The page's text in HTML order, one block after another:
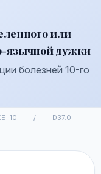
или
язычной дужки
болезней 10-го
10 / D37.0